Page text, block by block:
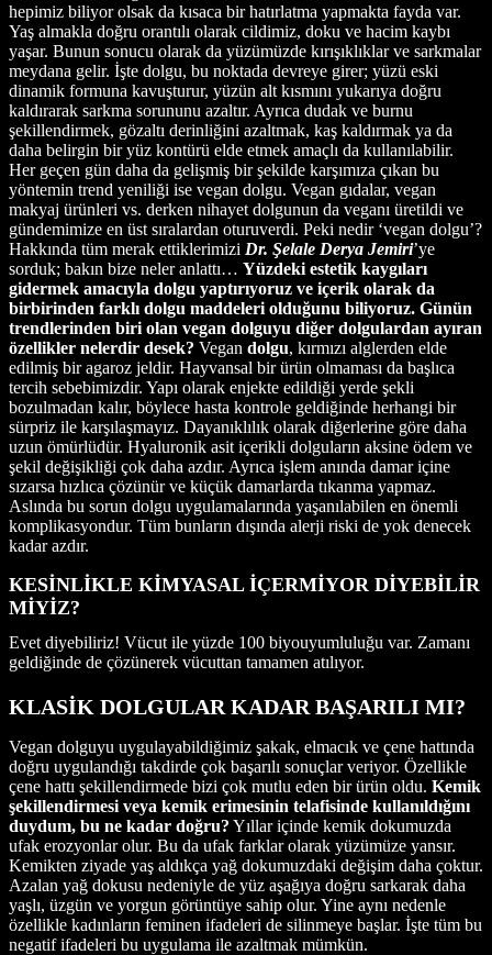
hepimiz biliyor olsak da kısaca bir hatırlatma yapmakta fayda var.
Yaş almakla doğru orantılı olarak cildimiz, doku ve hacim kaybı
yaşar. Bunun sonucu olarak da yüzümüzde kırışıklıklar ve sarkmalar
meydana gelir. İşte dolgu, bu noktada devreye girer; yüzü eski
dinamik formuna kavuşturur, yüzün alt kısmını yukarıya doğru
kaldırarak sarkma sorununu azaltır. Ayrıca dudak ve burnu
şekillendirmek, gözaltı derinliğini azaltmak, kaş kaldırmak ya da
daha belirgin bir yüz kontürü elde etmek amaçlı da kullanılabilir.
Her geçen gün daha da gelişmiş bir şekilde karşımıza çıkan bu
yöntemin trend yeniliği ise vegan dolgu. Vegan gıdalar, vegan
makyaj ürünleri vs. derken nihayet dolgunun da veganı üretildi ve
gündemimize en üst sıralardan oturuverdi. Peki nedir ‘vegan dolgu’?
Hakkında tüm merak ettiklerimizi Dr. Şelale Derya Jemiri’ye
sorduk; bakın bize neler anlattı… Yüzdeki estetik kaygıları
gidermek amacıyla dolgu yaptırıyoruz ve içerik olarak da
birbirinden farklı dolgu maddeleri olduğunu biliyoruz. Günün
trendlerinden biri olan vegan dolguyu diğer dolgulardan ayıran
özellikler nelerdir desek? Vegan dolgu, kırmızı alglerden elde
edilmiş bir agaroz jeldir. Hayvansal bir ürün olmaması da başlıca
tercih sebebimizdir. Yapı olarak enjekte edildiği yerde şekli
bozulmadan kalır, böylece hasta kontrole geldiğinde herhangi bir
sürpriz ile karşılaşmayız. Dayanıklılık olarak diğerlerine göre daha
uzun ömürlüdür. Hyaluronik asit içerikli dolguların aksine ödem ve
şekil değişikliği çok daha azdır. Ayrıca işlem anında damar içine
sızarsa hızlıca çözünür ve küçük damarlarda tıkanma yapmaz.
Aslında bu sorun dolgu uygulamalarında yaşanılabilen en önemli
komplikasyondur. Tüm bunların dışında alerji riski de yok denecek
kadar azdır.
KESİNLİKLE KİMYASAL İÇERMİYOR DİYEBİLİR
MİYİZ?
Evet diyebiliriz! Vücut ile yüzde 100 biyouyumluluğu var. Zamanı
geldiğinde de çözünerek vücuttan tamamen atılıyor.
KLASİK DOLGULAR KADAR BAŞARILI MI?
Vegan dolguyu uygulayabildiğimiz şakak, elmacık ve çene hattında
doğru uygulandığı takdirde çok başarılı sonuçlar veriyor. Özellikle
çene hattı şekillendirmede bizi çok mutlu eden bir ürün oldu. Kemik
şekillendirmesi veya kemik erimesinin telafisinde kullanıldığını
duydum, bu ne kadar doğru? Yıllar içinde kemik dokumuzda
ufak erozyonlar olur. Bu da ufak farklar olarak yüzümüze yansır.
Kemikten ziyade yaş aldıkça yağ dokumuzdaki değişim daha çoktur.
Azalan yağ dokusu nedeniyle de yüz aşağıya doğru sarkarak daha
yaşlı, üzgün ve yorgun görüntüye sahip olur. Yine aynı nedenle
özellikle kadınların feminen ifadeleri de silinmeye başlar. İşte tüm bu
negatif ifadeleri bu uygulama ile azaltmak mümkün.